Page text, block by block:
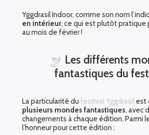
Yggdrasil Indoor, comme son nom
en intérieur, ce qui est plutôt pratique
au mois de février !
Les différents
fantastiques du
La particularité du festival Yggdrasilest
plusieurs mondes fantastiques, avec
changements à chaque édition. Parmi
l’honneur pour cette édition :